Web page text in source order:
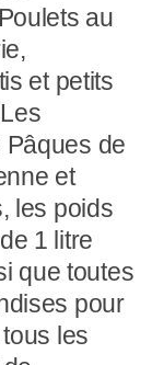
au
et petits
Pâques de
et
les poids
1 litre
que toutes
pour
les